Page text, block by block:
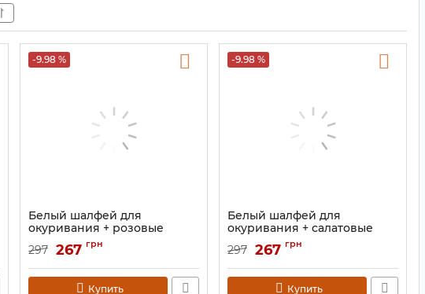
-9.98 %
Белый шалфей для
окуривания + розовые
лепестки роз
Артикул: 9131116
297 267 грн
Купить
-9.98 %
Белый шалфей для
окуривания + салатовые
лепестки роз
Артикул: 9131112
297 267 грн
Купить